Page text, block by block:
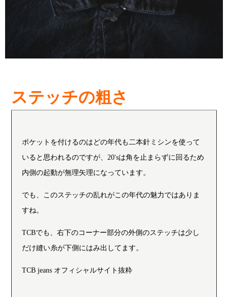
ステッチの粗さ
ポケットを付けるのはどの年代も二本針ミシンを使って
いると思われるのですが、20'sは角を止まらずに回るため
内側の起動が無理矢理になっています。
でも、このステッチの乱れがこの年代の魅力ではありま
すね。
TCBでも、右下のコーナー部分の外側のステッチは少し
だけ縫い糸が下側にはみ出してます。
TCB jeans オフィシャルサイト抜粋